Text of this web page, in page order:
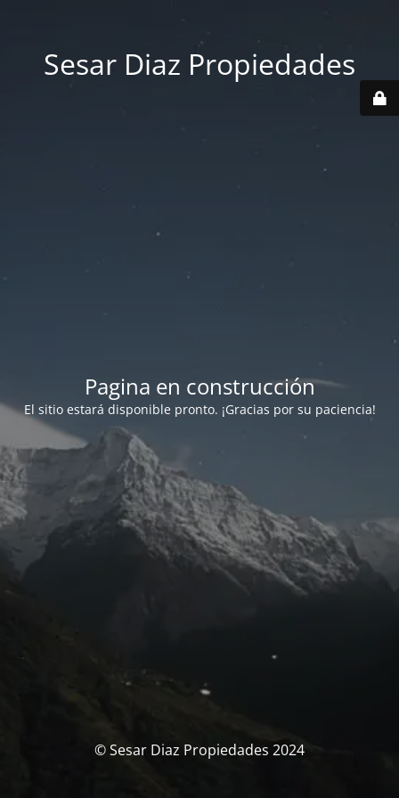
Sesar Diaz Propiedades
Pagina en construcción
El sitio estará disponible pronto. ¡Gracias por su paciencia!
© Sesar Diaz Propiedades 2024